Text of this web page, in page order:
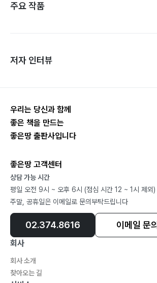
주요 작품
저자 인터뷰
우리는 당신과 함께
좋은 책을 만드는
좋은땅 출판사입니다
좋은땅 고객센터
상담 가능 시간
평일 오전 9시 ~ 오후 6시 (점심 시간 12 ~ 1시 제외)
주말, 공휴일은 이메일로 문의부탁드립니다
02.374.8616 이메일 문의
회사
회사 소개
찾아오는 길